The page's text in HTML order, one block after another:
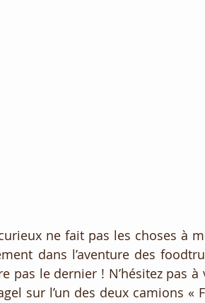
ne fait pas les choses à
dans l’aventure des
pas le dernier ! N’hésitez pas
sur l’un des deux camions «